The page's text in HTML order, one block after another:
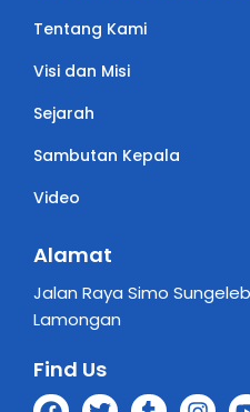
Tentang Kami
Visi dan Misi
Sejarah
Sambutan Kepala
Video
Alamat
Jalan Raya Simo
Lamongan
Find Us